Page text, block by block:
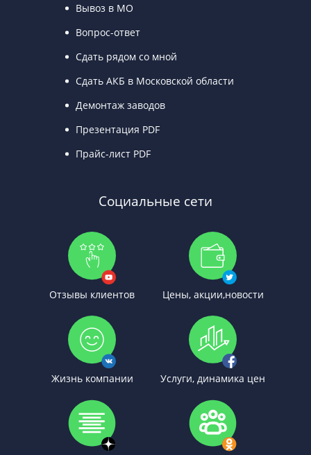
Вывоз в МО
Вопрос-ответ
Сдать рядом со мной
Сдать АКБ в Московской области
Демонтаж заводов
Презентация PDF
Прайс-лист PDF
Социальные сети
Отзывы клиентов Цены, акции,новости
Жизнь компании Услуги, динамика цен